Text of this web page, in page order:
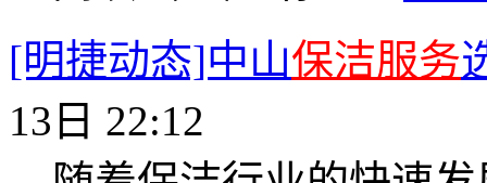
[明捷动态]中山保洁服务
13日 22:12